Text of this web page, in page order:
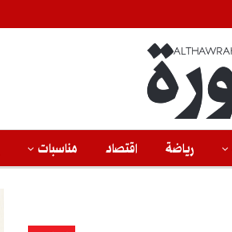
رياضة اقتصاد مناسبات